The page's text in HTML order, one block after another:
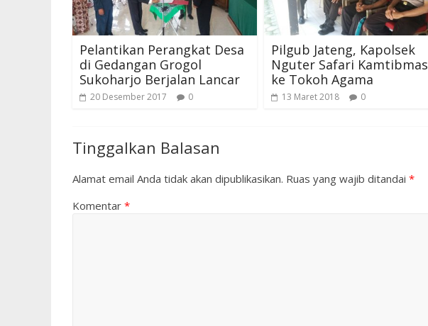
Pelantikan Perangkat Desa
di Gedangan Grogol
Sukoharjo Berjalan Lancar
20 Desember 2017 0
Pilgub Jateng, Kapolsek
Nguter Safari Kamtibmas
ke Tokoh Agama
13 Maret 2018 0
Tinggalkan Balasan
Alamat email Anda tidak akan dipublikasikan. Ruas yang wajib ditandai *
Komentar *